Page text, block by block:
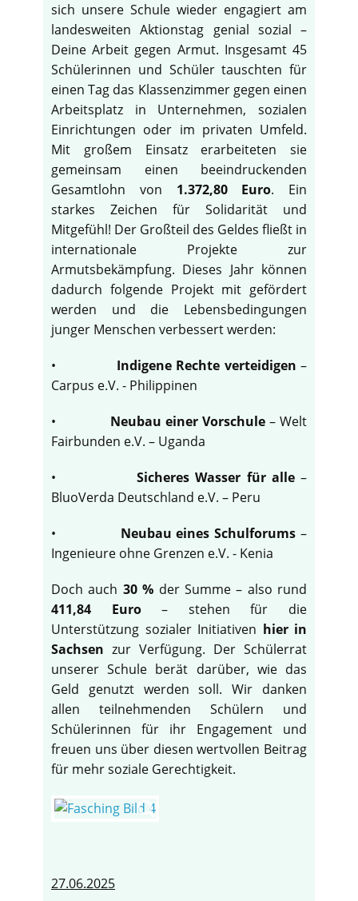
sich unsere Schule wieder engagiert am
landesweiten Aktionstag genial sozial –
Deine Arbeit gegen Armut. Insgesamt 45
Schülerinnen und Schüler tauschten für
einen Tag das Klassenzimmer gegen einen
Arbeitsplatz in Unternehmen, sozialen
Einrichtungen oder im privaten Umfeld.
Mit großem Einsatz erarbeiteten sie
gemeinsam einen beeindruckenden
Gesamtlohn von 1.372,80 Euro. Ein
starkes Zeichen für Solidarität und
Mitgefühl! Der Großteil des Geldes fließt in
internationale Projekte zur
Armutsbekämpfung. Dieses Jahr können
dadurch folgende Projekt mit gefördert
werden und die Lebensbedingungen
junger Menschen verbessert werden:
• Indigene Rechte verteidigen –
Carpus e.V. - Philippinen
• Neubau einer Vorschule – Welt
Fairbunden e.V. – Uganda
•Sicheres Wasser für alle–
BluoVerda Deutschland e.V. – Peru
• Neubau eines Schulforums –
Ingenieure ohne Grenzen e.V. - Kenia
Doch auch 30 % der Summe – also rund
411,84 Euro– stehen für die
Unterstützung sozialer Initiativen hier in
Sachsen zur Verfügung. Der Schülerrat
unserer Schule berät darüber, wie das
Geld genutzt werden soll. Wir danken
allen teilnehmenden Schülern und
Schülerinnen für ihr Engagement und
freuen uns über diesen wertvollen Beitrag
für mehr soziale Gerechtigkeit.
27.06.2025